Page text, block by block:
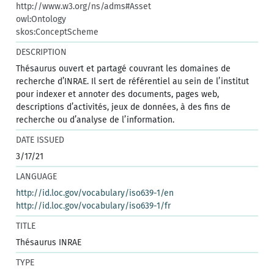
http://www.w3.org/ns/adms#Asset
owl:Ontology
skos:ConceptScheme
DESCRIPTION
Thésaurus ouvert et partagé couvrant les domaines de
recherche d’INRAE. Il sert de référentiel au sein de l’institut
pour indexer et annoter des documents, pages web,
descriptions d’activités, jeux de données, à des fins de
recherche ou d’analyse de l’information.
DATE ISSUED
3/17/21
LANGUAGE
http://id.loc.gov/vocabulary/iso639-1/en
http://id.loc.gov/vocabulary/iso639-1/fr
TITLE
Thésaurus INRAE
TYPE